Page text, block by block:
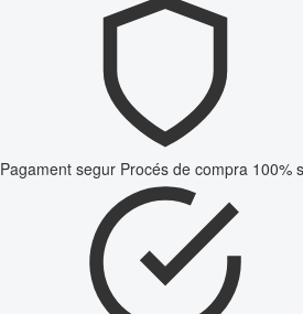
Pagament segur Procés de compra 100%